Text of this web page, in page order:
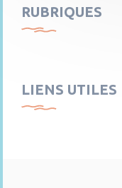
RUBRIQUES
LIENS UTILES